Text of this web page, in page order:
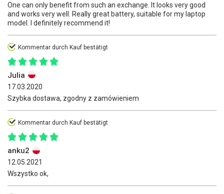
One can only benefit from such an exchange. It looks very good
and works very well. Really great battery, suitable for my laptop
model. I definitely recommend it!
Kommentar durch Kauf bestätigt
Julia
17.03.2020
Szybka dostawa, zgodny z zamówieniem
Kommentar durch Kauf bestätigt
anku2
12.05.2021
Wszystko ok,